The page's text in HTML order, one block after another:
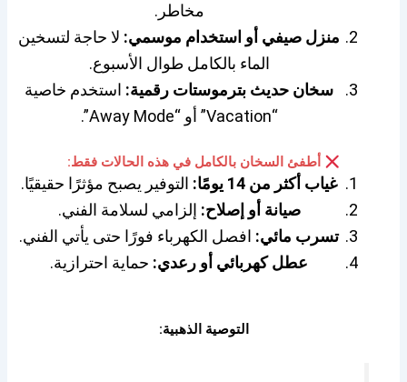
مخاطر.
منزل صيفي أو استخدام موسمي: لا حاجة لتسخين
الماء بالكامل طوال الأسبوع.
سخان حديث بترموستات رقمية: استخدم خاصية
“Vacation” أو “Away Mode”.
أطفئ السخان بالكامل في هذه الحالات فقط:
غياب أكثر من 14 يومًا:
التوفير يصبح مؤثرًا حقيقيًا.
صيانة أو إصلاح: إلزامي لسلامة الفني.
تسرب مائي: افصل الكهرباء فورًا حتى يأتي الفني.
عطل كهربائي أو رعدي: حماية احترازية.
التوصية الذهبية: